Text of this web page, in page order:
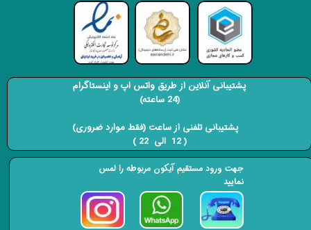
پشتیبانی آنلاین از طریق واتس اپ و اینستاگرام
(24 ساعته)
​​​​​​​ پشتیبانی تلفنی از ساعت (فقط موارد ضروری)
( 12 الی 22 ) ​​​​​​​
جهت ورود مستقیم آیکون مربوطه را لمس
نمایید